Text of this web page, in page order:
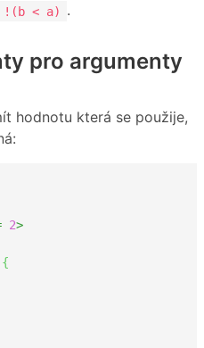
!(b < a) .
pro argumenty
hodnotu která se použije,
2>
{